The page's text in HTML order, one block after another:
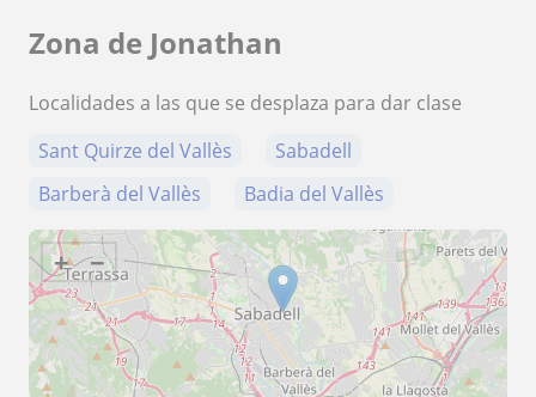
Zona de Jonathan
Localidades a las que se desplaza para dar clase
Sant Quirze del Vallès
Sabadell
Barberà del Vallès
Badia del Vallès
+ −